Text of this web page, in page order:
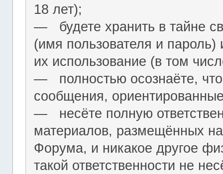
18 лет);
― будете хранить в тайне
(имя пользователя и пароль)
их использование (в том
― полностью осознаёте,
сообщения,
― несёте полную
материалов, размещённых
Форума, и никакое другое
такой ответственности не